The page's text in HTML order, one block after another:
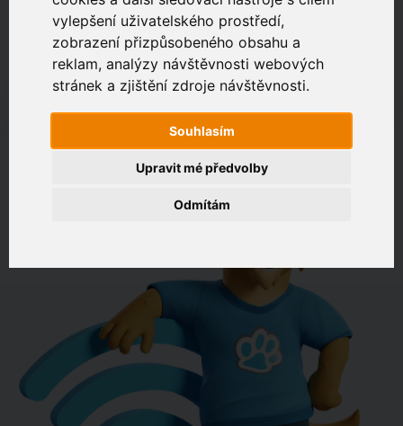
vylepšení uživatelského prostředí,
zobrazení přizpůsobeného obsahu a
reklam, analýzy návštěvnosti webových
stránek a zjištění zdroje návštěvnosti.
Souhlasím
Odmítám
Upravit mé předvolby
Zákaznický portál
Jak rychlé je připojení na vaší adrese?